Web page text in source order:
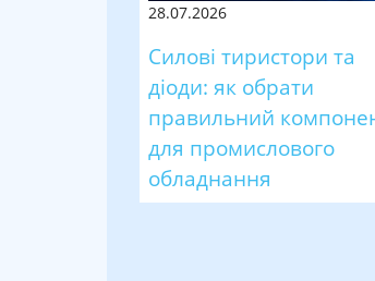
28.07.2026
Силові тиристори та
діоди: як обрати
правильний
для промислового
обладнання